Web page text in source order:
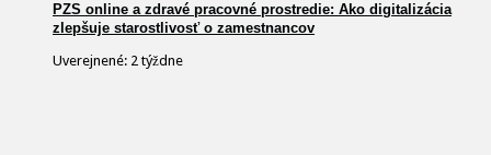
PZS online a zdravé pracovné prostredie: Ako digitalizácia
zlepšuje starostlivosť o zamestnancov
Uverejnené: 2 týždne